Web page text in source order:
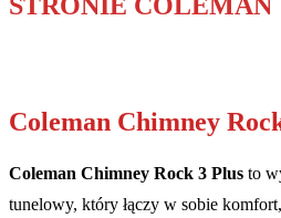
Coleman Chimney
Coleman Chimney Rock 3 Plus to
tunelowy, który łączy w sobie